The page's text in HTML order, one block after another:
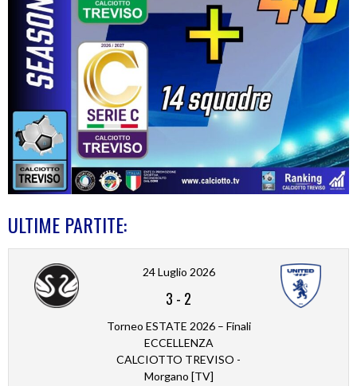
ULTIME PARTITE:
24 Luglio 2026
3 - 2
Torneo ESTATE 2026 – Finali
ECCELLENZA
CALCIOTTO TREVISO -
Morgano [TV]